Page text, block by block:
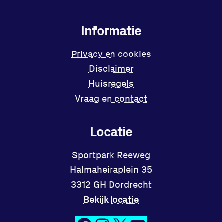
Locatie
Sportpark Reeweg
Halmaheiraplein 35
3312 GH Dordrecht
Bekijk locatie
Informatie
Privacy en cookies
Disclaimer
Huisregels
Vraag en contact